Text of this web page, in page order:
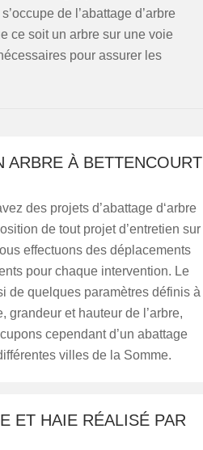
de l’abattage d’arbre
ce soit un arbre sur une voie
pour assurer les
ARBRE À BETTENCOURT
des projets d’abattage d‘arbre
de tout projet d’entretien sur
effectuons des déplacements
pour chaque intervention. Le
de quelques paramètres définis à
grandeur et hauteur de l’arbre,
cependant d’un abattage
villes de la Somme.
ET HAIE RÉALISÉ PAR